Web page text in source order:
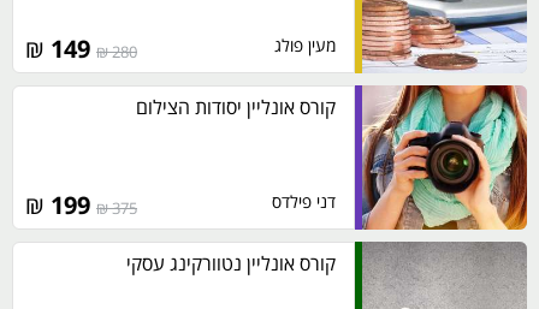
מעין פולג 280 ₪
₪
קורס אונליין יסודות הצילום
דני פילדס 375 ₪
₪
קורס אונליין נטוורקינג עסקי